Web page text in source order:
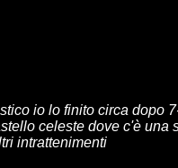
io lo finito circa dopo
celeste dove c'è
intrattenimenti